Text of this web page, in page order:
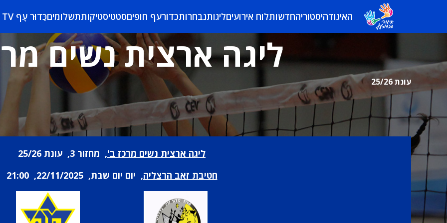
האיגודהיסטוריהחדשותלוח אירועיםליגותנבחרותכדורעף חופיםסטטיסטיקותתשלומיםכַּדוּר עָף TV
ליגה ארצית נשים
עונת 25/26
ליגה ארצית נשים מרכז ב', מחזור 3, עונת 25/26
חטיבת זאב הרצליה, יום יום שבת, 22/11/2025, 21:00